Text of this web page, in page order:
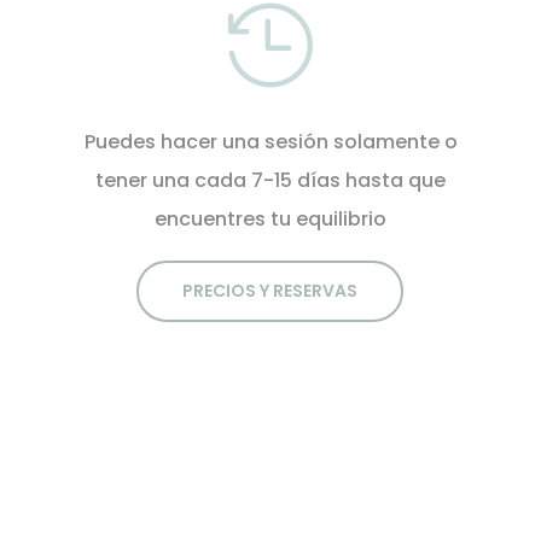

Puedes hacer una sesión solamente o
tener una cada 7-15 días hasta que
encuentres tu equilibrio
PRECIOS Y RESERVAS